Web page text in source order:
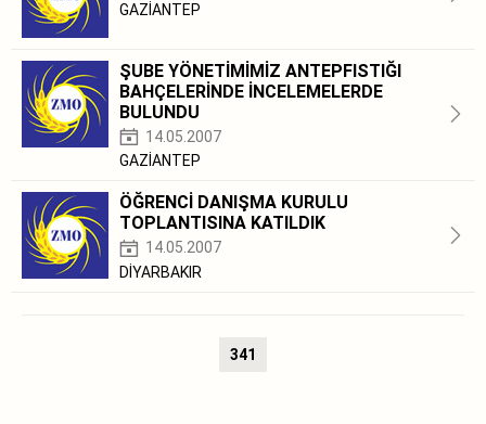
GAZİANTEP
ŞUBE YÖNETİMİMİZ ANTEPFISTIĞI
BAHÇELERİNDE İNCELEMELERDE
BULUNDU
14.05.2007
GAZİANTEP
ÖĞRENCİ DANIŞMA KURULU
TOPLANTISINA KATILDIK
14.05.2007
DİYARBAKIR
341